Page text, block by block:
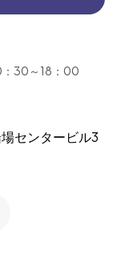
30～18：00
センタービル3